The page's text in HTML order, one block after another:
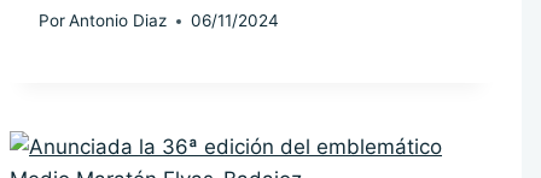
PorAntonio Diaz 06/11/2024